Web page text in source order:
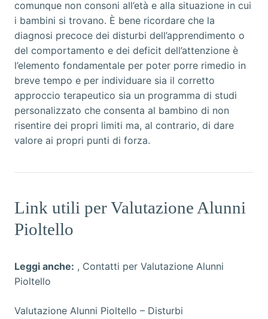
comunque non consoni all’età e alla situazione in cui
i bambini si trovano. È bene ricordare che la
diagnosi precoce dei disturbi dell’apprendimento o
del comportamento e dei deficit dell’attenzione è
l’elemento fondamentale per poter porre rimedio in
breve tempo e per individuare sia il corretto
approccio terapeutico sia un programma di studi
personalizzato che consenta al bambino di non
risentire dei propri limiti ma, al contrario, di dare
valore ai propri punti di forza.
Link utili per Valutazione Alunni
Pioltello
Leggi anche: , Contatti per Valutazione Alunni
Pioltello
Valutazione Alunni Pioltello – Disturbi